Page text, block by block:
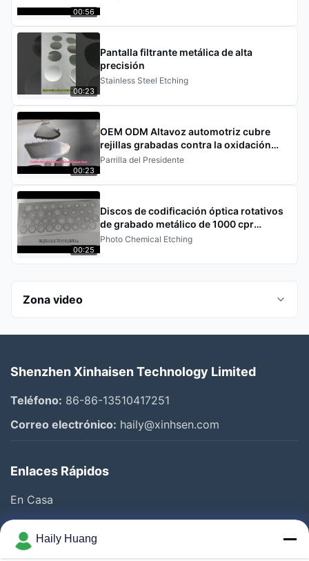
00:56
00:23
Pantalla filtrante metálica de alta
precisión
Stainless Steel Etching
00:23
OEM ODM Altavoz automotriz cubre
rejillas grabadas contra la oxidación
para Tesla Benz BWM
Parrilla del Presidente
00:25
Discos de codificación óptica rotativos
de grabado metálico de 1000 cpr
Tolerancia de 0,005 mm
Photo Chemical Etching
Zona video
Photo Chemical Etching
Cuadrícula de filtro
Placa de flujo
Compañía
Shenzhen Xinhaisen Technology Limited
Teléfono: 86-86-13510417251
Correo electrónico: haily@xinhsen.com
Enlaces Rápidos
En Casa
Productos
Videos
Haily Huang